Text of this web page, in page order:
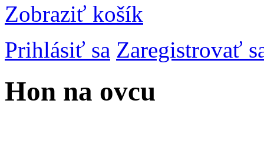
Zobraziť košík
Prihlásiť sa Zaregistrovať
Hon na ovcu